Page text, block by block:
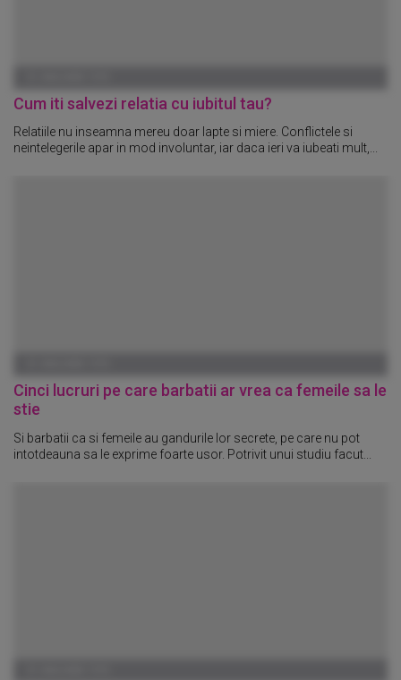
Cum iti salvezi relatia cu iubitul tau?
Relatiile nu inseamna mereu doar lapte si miere. Conflictele si
neintelegerile apar in mod involuntar, iar daca ieri va iubeati mult,...
Cinci lucruri pe care barbatii ar vrea ca femeile sa le
stie
Si barbatii ca si femeile au gandurile lor secrete, pe care nu pot
intotdeauna sa le exprime foarte usor. Potrivit unui studiu facut...